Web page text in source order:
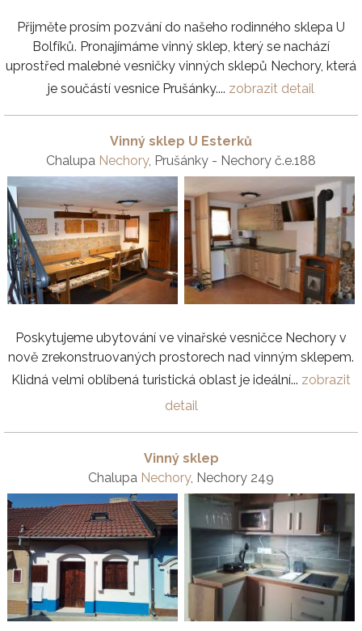
Přijměte prosím pozvání do našeho rodinného sklepa U
Bolfíků. Pronajímáme vinný sklep, který se nachází
uprostřed malebné vesničky vinných sklepů Nechory, která
je součástí vesnice Prušánky.... zobrazit detail
Vinný sklep U Esterků
Chalupa Nechory, Prušánky - Nechory č.e.188
Poskytujeme ubytování ve vinařské vesničce Nechory v
nově zrekonstruovaných prostorech nad vinným sklepem.
Klidná velmi oblíbená turistická oblast je ideální... zobrazit
detail
Vinný sklep
Chalupa Nechory, Nechory 249